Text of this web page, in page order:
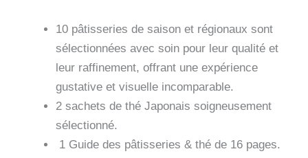
10 pâtisseries de saison et régionaux sont
sélectionnées avec soin pour leur qualité et
leur raffinement, offrant une expérience
gustative et visuelle incomparable.
2 sachets de thé Japonais soigneusement
sélectionné.
1 Guide des pâtisseries & thé de 16 pages.